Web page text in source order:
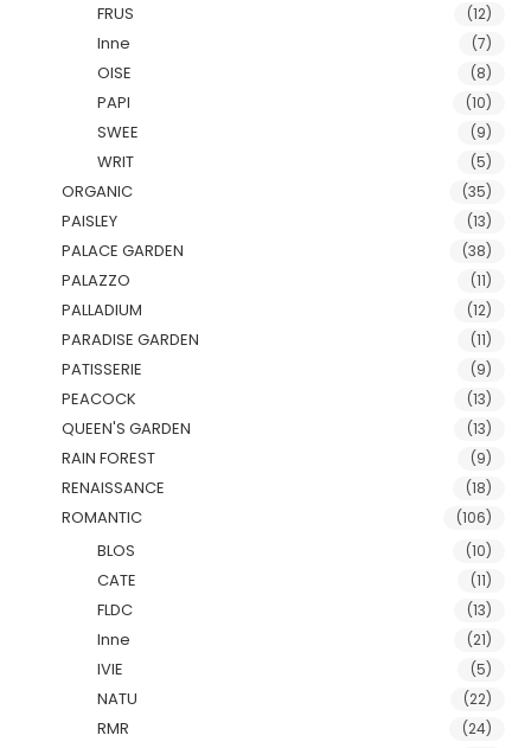
FRUS (12)
Inne (7)
OISE (8)
PAPI (10)
SWEE (9)
WRIT (5)
ORGANIC (35)
PAISLEY (13)
PALACE GARDEN (38)
PALAZZO (11)
PALLADIUM (12)
PARADISE GARDEN (11)
PATISSERIE (9)
PEACOCK (13)
QUEEN'S GARDEN (13)
RAIN FOREST (9)
RENAISSANCE (18)
ROMANTIC (106)
BLOS (10)
CATE (11)
FLDC (13)
Inne (21)
IVIE (5)
NATU (22)
RMR (24)